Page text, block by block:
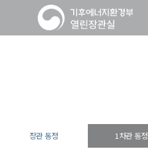
장관 동정 1차관 동정